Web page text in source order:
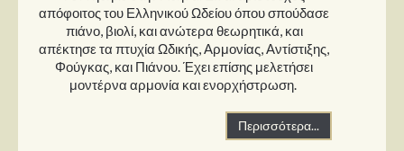
απόφοιτος του Ελληνικού Ωδείου όπου σπούδασε
πιάνο, βιολί, και ανώτερα θεωρητικά, και
απέκτησε τα πτυχία Ωδικής, Αρμονίας, Αντίστιξης,
Φούγκας, και Πιάνου. Έχει επίσης μελετήσει
μοντέρνα αρμονία και ενορχήστρωση.
Περισσότερα...